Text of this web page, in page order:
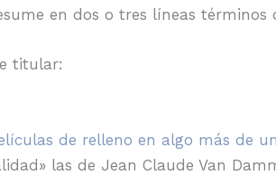
en dos o tres líneas términos
titular:
de relleno en algo más de
las de Jean Claude Van